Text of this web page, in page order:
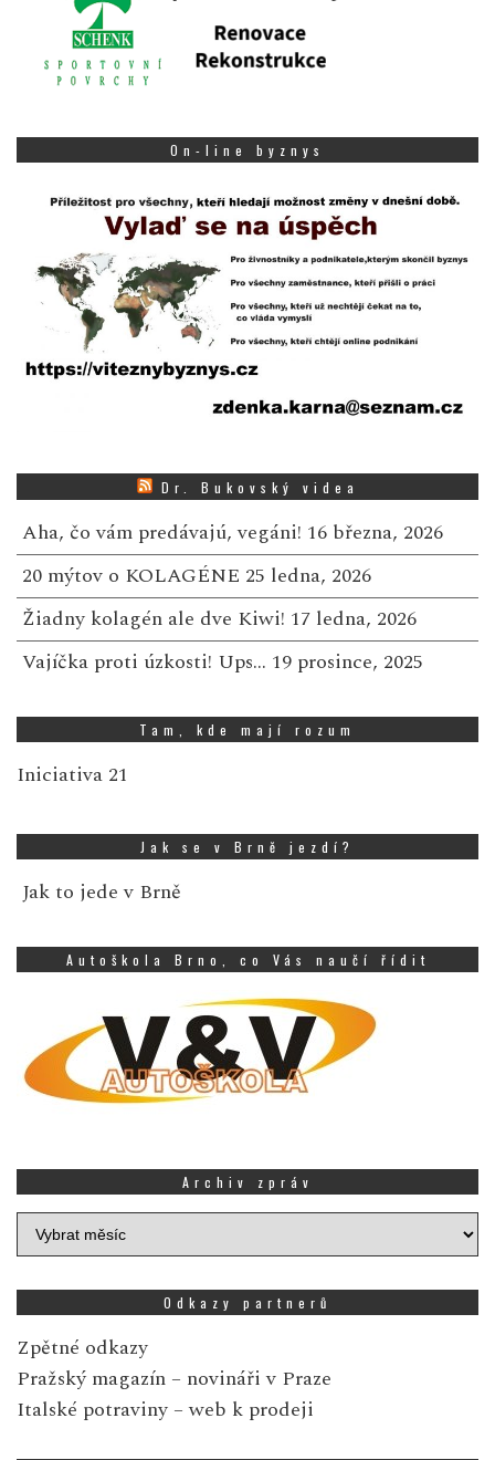
On-line byznys
Dr. Bukovský videa
Aha, čo vám predávajú, vegáni! 16 března, 2026
20 mýtov o KOLAGÉNE 25 ledna, 2026
Žiadny kolagén ale dve Kiwi! 17 ledna, 2026
Vajíčka proti úzkosti! Ups… 19 prosince, 2025
Tam, kde mají rozum
Iniciativa 21
Jak se v Brně jezdí?
Jak to jede v Brně
Autoškola Brno, co Vás naučí řídit
Archiv zpráv
Archiv
zpráv
Odkazy partnerů
Zpětné odkazy
Pražský magazín – novináři v Praze
Italské potraviny – web k prodeji